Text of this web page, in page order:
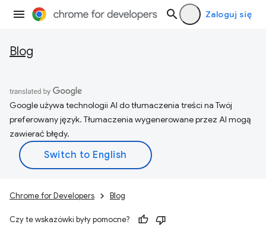
Zaloguj się
Blog
Google używa technologii AI do tłumaczenia treści na Twój
preferowany język. Tłumaczenia wygenerowane przez AI mogą
zawierać błędy.
Chrome for Developers Blog
Czy te wskazówki były pomocne?